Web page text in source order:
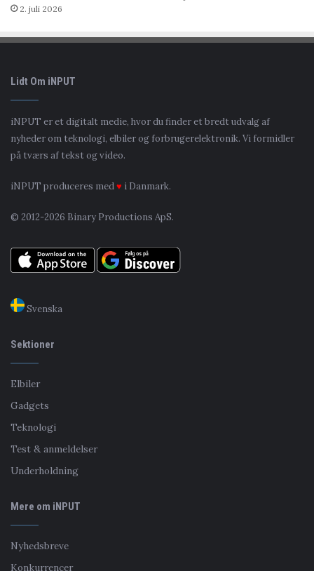
2. juli 2026
Lidt Om iNPUT
iNPUT er et digitalt medie, hvor du finder et bredt udvalg af
nyheder om teknologi, elbiler og forbrugerelektronik. Vi formidler
på tværs af tekst og video.
iNPUT produceres med♥ i Danmark.
© 2012-2026 Binary Productions ApS.
Svenska
Sektioner
Elbiler
Gadgets
Teknologi
Test & anmeldelser
Underholdning
Mere om iNPUT
Nyhedsbreve
Konkurrencer